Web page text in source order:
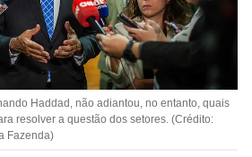
Haddad, não adiantou, no entanto, quais
resolver a questão dos setores. (Crédito:
Fazenda)